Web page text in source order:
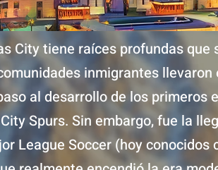
City tiene raíces profundas que
inmigrantes
al desarrollo de los primeros
Spurs. Sin embargo, fue la
League Soccer (hoy conocidos